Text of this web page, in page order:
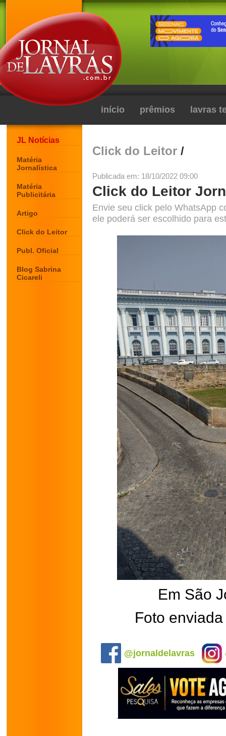
início prêmios lavras
JL Notícias
Matéria
Jornalística
Matéria
Publicitária
Artigo
Click do Leitor
Publ. Oficial
Blog Sabrina
Cicareli
Click do Leitor /
Publicada em: 18/10/2022 09:00
Click do Leitor
Envie seu click pelo WhatsApp
ele poderá ser escolhido para
Em São
Foto
@jornaldelavras